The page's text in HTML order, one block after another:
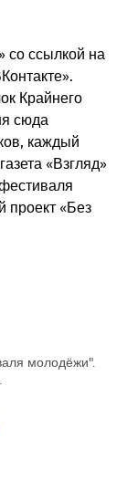
со ссылкой на
Крайнего
сюда
каждый
«Взгляд»
проект «Без
молодёжи".